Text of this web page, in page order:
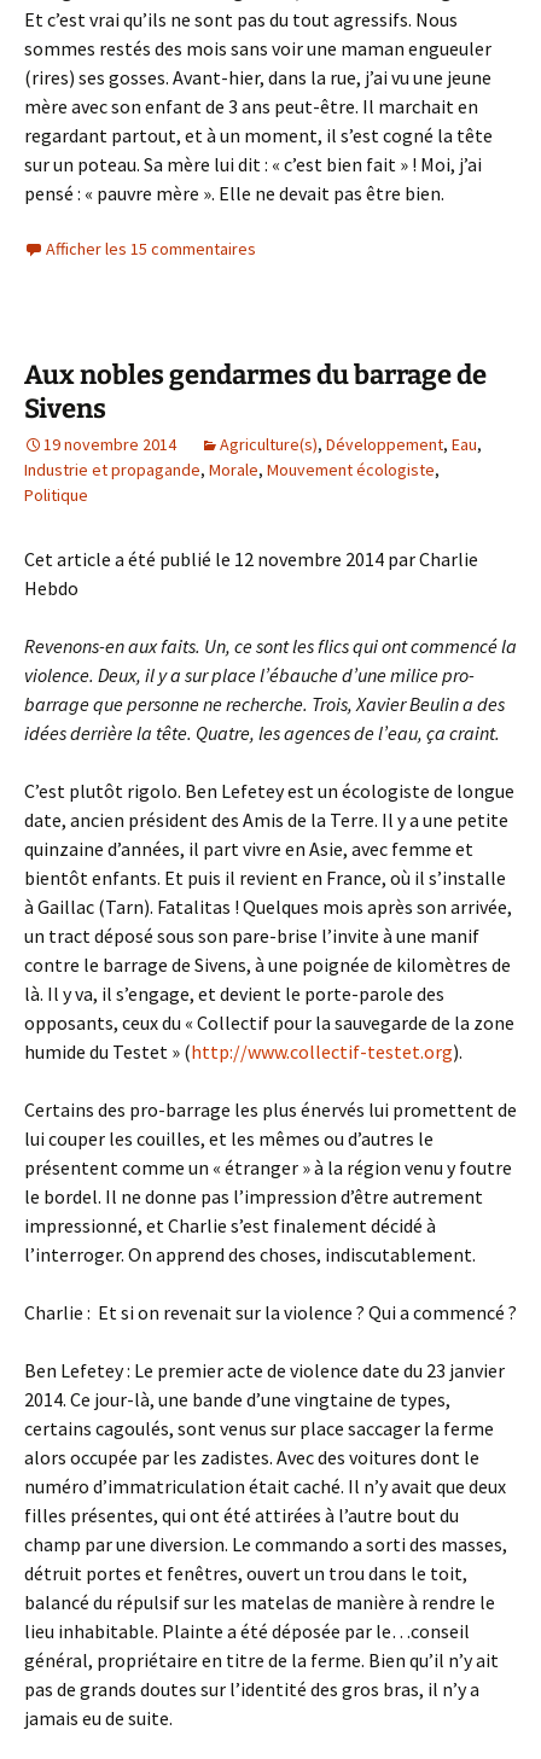
Et c’est vrai qu’ils ne sont pas du tout agressifs. Nous
sommes restés des mois sans voir une maman engueuler
(rires) ses gosses. Avant-hier, dans la rue, j’ai vu une jeune
mère avec son enfant de 3 ans peut-être. Il marchait en
regardant partout, et à un moment, il s’est cogné la tête
sur un poteau. Sa mère lui dit : « c’est bien fait » ! Moi, j’ai
pensé : « pauvre mère ». Elle ne devait pas être bien.
Afficher les 15 commentaires
Aux nobles gendarmes du barrage de
Sivens
19 novembre 2014 Agriculture(s), Développement, Eau,
Industrie et propagande, Morale, Mouvement écologiste,
Politique
Cet article a été publié le 12 novembre 2014 par Charlie
Hebdo
Revenons-en aux faits. Un, ce sont les flics qui ont commencé la
violence. Deux, il y a sur place l’ébauche d’une milice pro-
barrage que personne ne recherche. Trois, Xavier Beulin a des
idées derrière la tête. Quatre, les agences de l’eau, ça craint.
C’est plutôt rigolo. Ben Lefetey est un écologiste de longue
date, ancien président des Amis de la Terre. Il y a une petite
quinzaine d’années, il part vivre en Asie, avec femme et
bientôt enfants. Et puis il revient en France, où il s’installe
à Gaillac (Tarn). Fatalitas ! Quelques mois après son arrivée,
un tract déposé sous son pare-brise l’invite à une manif
contre le barrage de Sivens, à une poignée de kilomètres de
là. Il y va, il s’engage, et devient le porte-parole des
opposants, ceux du « Collectif pour la sauvegarde de la zone
humide du Testet » (http://www.collectif-testet.org).
Certains des pro-barrage les plus énervés lui promettent de
lui couper les couilles, et les mêmes ou d’autres le
présentent comme un « étranger » à la région venu y foutre
le bordel. Il ne donne pas l’impression d’être autrement
impressionné, et Charlie s’est finalement décidé à
l’interroger. On apprend des choses, indiscutablement.
Charlie : Et si on revenait sur la violence ? Qui a commencé ?
Ben Lefetey : Le premier acte de violence date du 23 janvier
2014. Ce jour-là, une bande d’une vingtaine de types,
certains cagoulés, sont venus sur place saccager la ferme
alors occupée par les zadistes. Avec des voitures dont le
numéro d’immatriculation était caché. Il n’y avait que deux
filles présentes, qui ont été attirées à l’autre bout du
champ par une diversion. Le commando a sorti des masses,
détruit portes et fenêtres, ouvert un trou dans le toit,
balancé du répulsif sur les matelas de manière à rendre le
lieu inhabitable. Plainte a été déposée par le…conseil
général, propriétaire en titre de la ferme. Bien qu’il n’y ait
pas de grands doutes sur l’identité des gros bras, il n’y a
jamais eu de suite.